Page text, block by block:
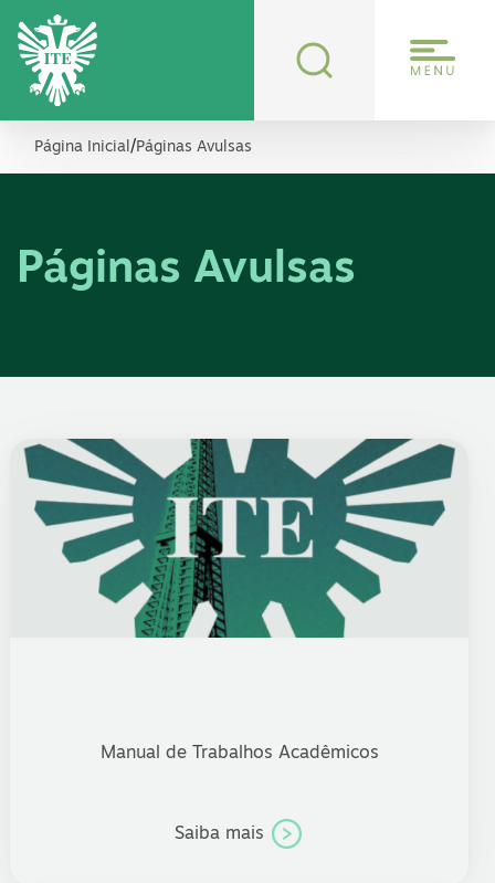
Página Inicial/Páginas Avulsas
Páginas Avulsas
Manual de Trabalhos Acadêmicos
Saiba mais